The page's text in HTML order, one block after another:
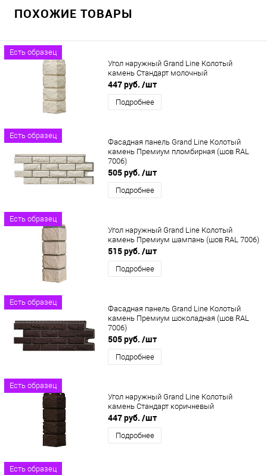
ПОХОЖИЕ ТОВАРЫ
Есть образец
Угол наружный Grand Line Колотый
камень Стандарт молочный
447 руб. /шт
Подробнее
Есть образец
Фасадная панель Grand Line Колотый
камень Премиум пломбирная (шов RAL
7006)
505 руб. /шт
Подробнее
Есть образец
Угол наружный Grand Line Колотый
камень Премиум шампань (шов RAL 7006)
515 руб. /шт
Подробнее
Есть образец
Фасадная панель Grand Line Колотый
камень Премиум шоколадная (шов RAL
7006)
505 руб. /шт
Подробнее
Есть образец
Угол наружный Grand Line Колотый
камень Стандарт коричневый
447 руб. /шт
Подробнее
Есть образец